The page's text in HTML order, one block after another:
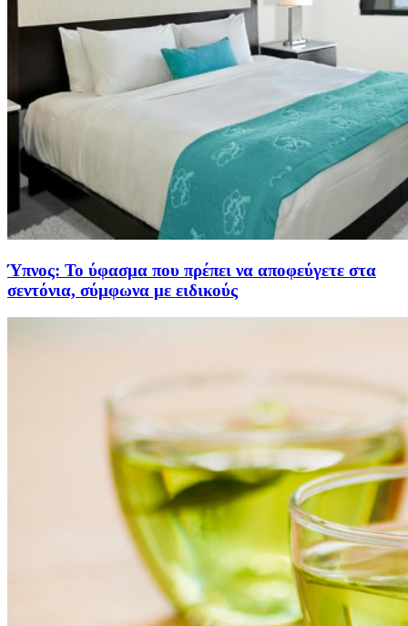
Ύπνος: Το ύφασμα που πρέπει να αποφεύγετε στα
σεντόνια, σύμφωνα με ειδικούς